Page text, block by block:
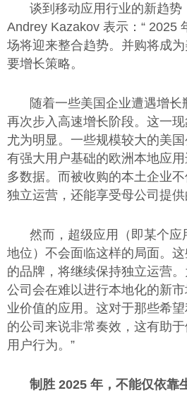
谈到移动应用行业的新趋势
Andrey Kazakov 表示：“ 2025
场将迎来整合趋势。并购将成
要增长策略。
随着一些美国企业遭遇增
再次步入高速增长阶段。这一
尤为明显。一些规模较大的美
有强大用户基础的欧洲本地应
多数据。而被收购的本土企业
独立运营，还能享受母公司提供
然而，超级应用（即某个应
地位）不会面临这样的局面。
的品牌，将继续保持独立运营
公司会在难以进行本地化的新
业价值的应用。这对于那些希
的公司来说非常奏效，这有助
用户行为。”
制胜 2025 年，不能仅依靠